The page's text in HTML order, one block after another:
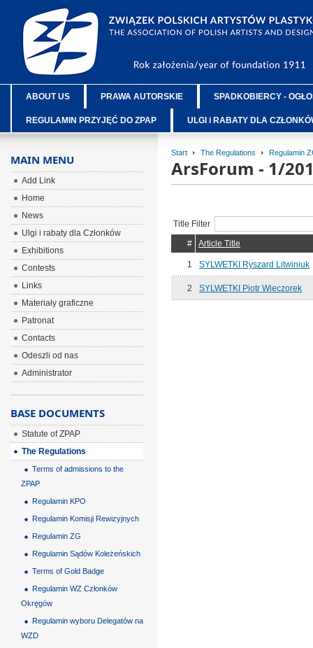
ABOUT US PRAWA AUTORSKIE SPADKOBIERCY -
REGULAMIN PRZYJĘĆ DO ZPAP ULGI i RABATY DLA
Start The Regulations Regulamin
ArsForum - 1/
Title Filter
#
Article Title
1 SYLWETKI Ryszard Litwiniuk
2 SYLWETKI Piotr Wieczorek
MAIN MENU
Add Link
Home
News
Ulgi i rabaty dla Członków
Exhibitions
Contests
Links
Materiały graficzne
Patronat
Contacts
Odeszli od nas
Administrator
BASE DOCUMENTS
Statute of ZPAP
The Regulations
Terms of admissions to the
ZPAP
Regulamin KPO
Regulamin Komisji Rewizyjnych
Regulamin ZG
Regulamin Sądów Koleżeńskich
Terms of Gold Badge
Regulamin WZ Członków
Okręgów
Regulamin wyboru Delegatów na
WZD